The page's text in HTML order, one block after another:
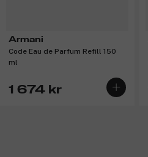
Armani
Code Eau de Parfum Refill 150
ml
1 674 kr